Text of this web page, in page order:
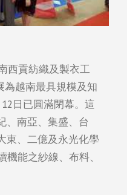
西貢紡織及製衣工
為越南最具規模及知
日已圓滿閉幕。這
、南亞、集盛、台
東、二億及永光化學
能之紗線、布料、